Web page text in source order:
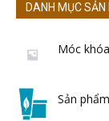
DANH MỤC SẢN
Móc
Sản